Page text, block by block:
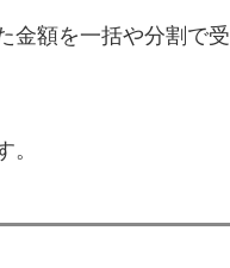
金額を一括や分割で受